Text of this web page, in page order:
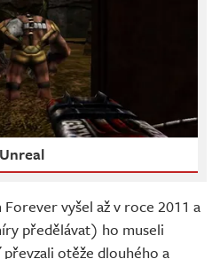
Unreal
vyšel až v roce 2011 a
předělávat) ho museli
otěže dlouhého a